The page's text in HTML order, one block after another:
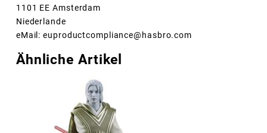
1101 EE Amsterdam
Niederlande
eMail: euproductcompliance@hasbro.com
Ähnliche Artikel